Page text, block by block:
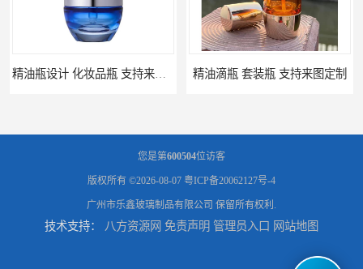
精油滴瓶 套装瓶 支持来图定制
您是第600504位访客
版权所有 ©2026-08-07 粤ICP备20062127号-4
广州市乐鑫玻璃制品有限公司 保留所有权利.
技术支持： 八方资源网 免责声明 管理员入口 网站地图